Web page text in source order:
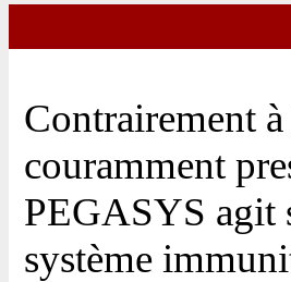
Contrairement
couramment
PEGASYS agit
système